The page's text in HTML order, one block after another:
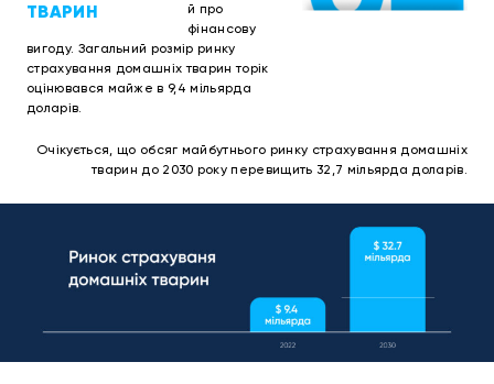
ТВАРИН
й про
фінансову
вигоду. Загальний розмір ринку
страхування домашніх тварин торік
оцінювався майже в 9,4 мільярда
доларів.
Очікується, що обсяг майбутнього ринку страхування домашніх
тварин до 2030 року перевищить 32,7 мільярда доларів.